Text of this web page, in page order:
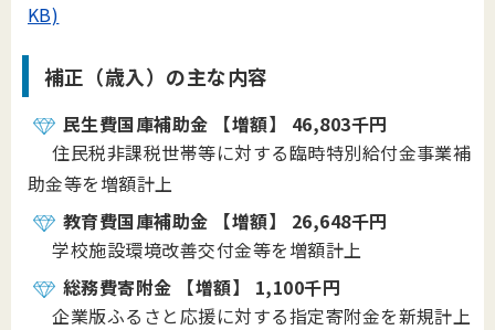
KB)
補正（歳入）の主な内容
民生費国庫補助金 【増額】 46,803千円
住民税非課税世帯等に対する臨時特別給付金事業補
助金等を増額計上
教育費国庫補助金 【増額】 26,648千円
学校施設環境改善交付金等を増額計上
総務費寄附金 【増額】 1,100千円
企業版ふるさと応援に対する指定寄附金を新規計上